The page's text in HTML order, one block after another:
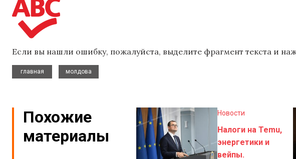
Если вы нашли ошибку, пожалуйста, выделите фрагмент текста и
главная
молдова
Похожие
материалы
Новости
Налоги на Temu,
энергетики и
вейпы.